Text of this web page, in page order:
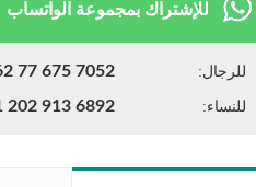
للإشتراك بمجموعة الواتساب
للرجال: 77 675 7052
للنساء: 202 913 6892